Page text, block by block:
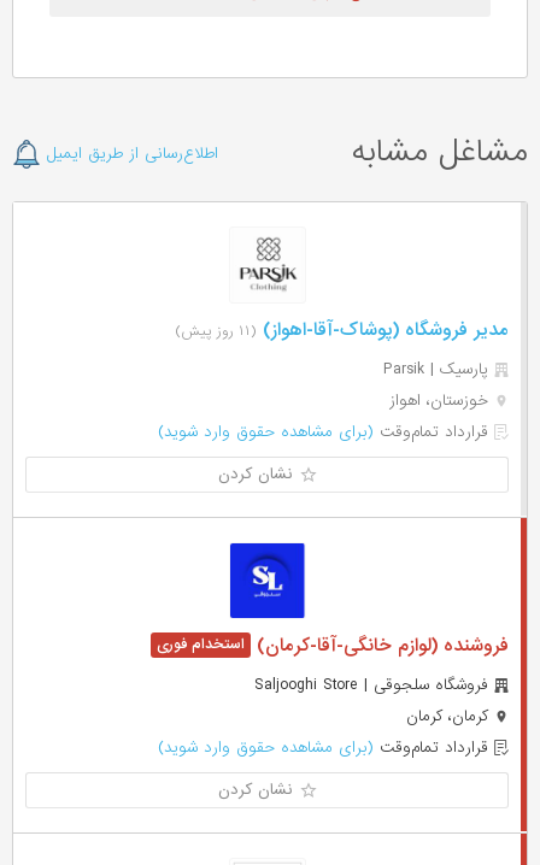
مشاغل مشابه اطلاع‌رسانی از طریق ایمیل
مدیر فروشگاه (پوشاک-آقا-اهواز) (۱۱ روز پیش)
پارسیک | Parsik
خوزستان، اهواز
قرارداد تمام‌وقت (برای مشاهده حقوق وارد شوید)
نشان کردن
فروشنده (لوازم خانگی-آقا-کرمان)
فروشگاه سلجوقی | Saljooghi Store
کرمان، کرمان
قرارداد تمام‌وقت (برای مشاهده حقوق وارد شوید)
نشان کردن